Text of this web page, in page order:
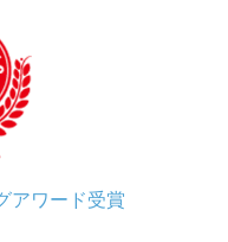
アワード受賞